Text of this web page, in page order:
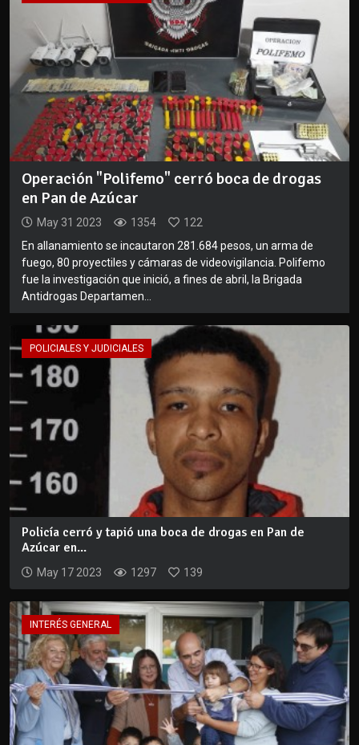
Operación "Polifemo" cerró boca de drogas
en Pan de Azúcar
May 31 2023 1354
122
En allanamiento se incautaron 281.684 pesos, un arma de
fuego, 80 proyectiles y cámaras de videovigilancia. Polifemo
fue la investigación que inició, a fines de abril, la Brigada
Antidrogas Departamen...
POLICIALES Y JUDICIALES
Policía cerró y tapió una boca de drogas en Pan de
Azúcar en...
May 17 2023 1297 139
INTERÉS GENERAL